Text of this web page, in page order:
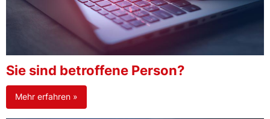
Sie sind betroffene Person?
Mehr erfahren »